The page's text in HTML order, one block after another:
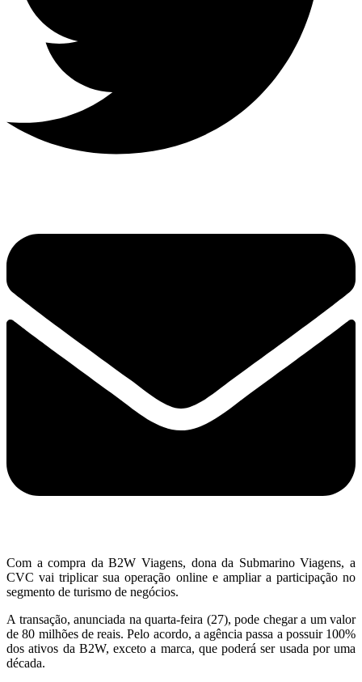
Com a compra da B2W Viagens, dona da Submarino Viagens, a
CVC vai triplicar sua operação online e ampliar a participação no
segmento de turismo de negócios.
A transação, anunciada na quarta-feira (27), pode chegar a um valor
de 80 milhões de reais. Pelo acordo, a agência passa a possuir 100%
dos ativos da B2W, exceto a marca, que poderá ser usada por uma
década.